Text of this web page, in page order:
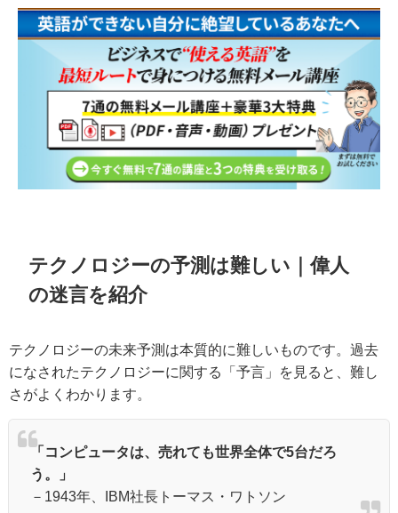
テクノロジーの予測は難しい｜偉人
の迷言を紹介
テクノロジーの未来予測は本質的に難しいものです。過去
になされたテクノロジーに関する「予言」を見ると、難し
さがよくわかります。
「コンピュータは、売れても世界全体で5台だろ
う。」
－1943年、IBM社長トーマス・ワトソン